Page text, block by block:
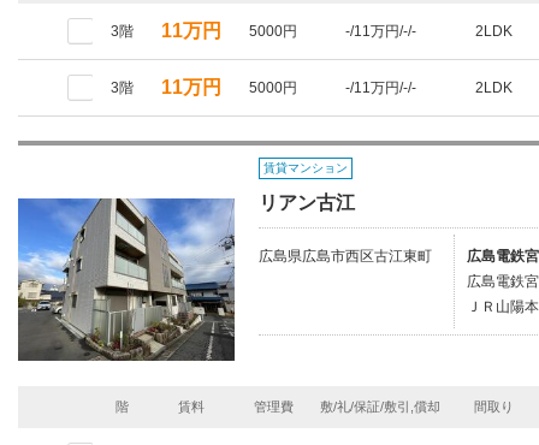
3階 11万円 5000円 -/11万円/-/- 2LDK
3階 11万円 5000円 -/11万円/-/- 2LDK
賃貸マンション
リアン古江
広島県広島市西区古江東町
広島電鉄
広島電鉄
ＪＲ山陽
階 賃料 管理費 敷/礼/保証/敷引,償却 間取り